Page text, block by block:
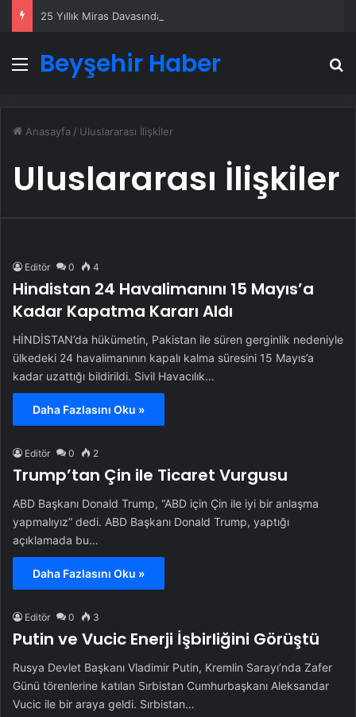
Menü
Beyşehir Haber
Anasayfa / Uluslararası İlişkiler
Uluslararası İlişkiler
Editör 0 4
Hindistan 24 Havalimanını 15 Mayıs’a
Kadar Kapatma Kararı Aldı
HİNDİSTAN’da hükümetin, Pakistan ile süren gerginlik nedeniyle
ülkedeki 24 havalimanının kapalı kalma süresini 15 Mayıs’a
kadar uzattığı bildirildi. Sivil Havacılık…
Daha Fazlasını Oku »
Editör 0 2
Trump’tan Çin ile Ticaret Vurgusu
ABD Başkanı Donald Trump, “ABD için Çin ile iyi bir anlaşma
yapmalıyız” dedi. ABD Başkanı Donald Trump, yaptığı
açıklamada bu…
Daha Fazlasını Oku »
Editör 0 3
Putin ve Vucic Enerji İşbirliğini Görüştü
Rusya Devlet Başkanı Vladimir Putin, Kremlin Sarayı’nda Zafer
Günü törenlerine katılan Sırbistan Cumhurbaşkanı Aleksandar
Vucic ile bir araya geldi. Sırbistan…